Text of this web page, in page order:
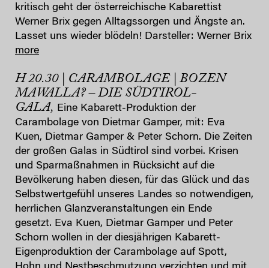
kritisch geht der österreichische Kabarettist
Werner Brix gegen Alltagssorgen und Ängste an.
Lasset uns wieder blödeln! Darsteller: Werner Brix
more
H 20.30 | CARAMBOLAGE | BOZEN
MAWALLA? – DIE SÜDTIROL-
GALA, Eine Kabarett-Produktion der
Carambolage von Dietmar Gamper, mit: Eva
Kuen, Dietmar Gamper & Peter Schorn. Die Zeiten
der großen Galas in Südtirol sind vorbei. Krisen
und Sparmaßnahmen in Rücksicht auf die
Bevölkerung haben diesen, für das Glück und das
Selbstwertgefühl unseres Landes so notwendigen,
herrlichen Glanzveranstaltungen ein Ende
gesetzt. Eva Kuen, Dietmar Gamper und Peter
Schorn wollen in der diesjährigen Kabarett-
Eigenproduktion der Carambolage auf Spott,